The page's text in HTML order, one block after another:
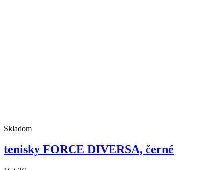
Skladom
tenisky FORCE DIVERSA, černé